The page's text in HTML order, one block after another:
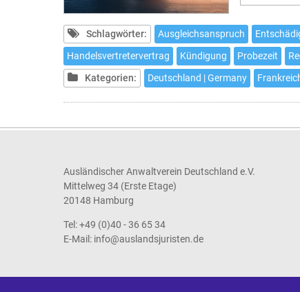
Schlagwörter: Ausgleichsanspruch
Handelsvertretervertrag
Kündigung Probezeit
Kategorien:
Deutschland | Germany
Ausländischer Anwaltverein Deutschland e.V.
Mittelweg 34 (Erste Etage)
20148 Hamburg
Tel: +49 (0)40 - 36 65 34
E-Mail: info@auslandsjuristen.de